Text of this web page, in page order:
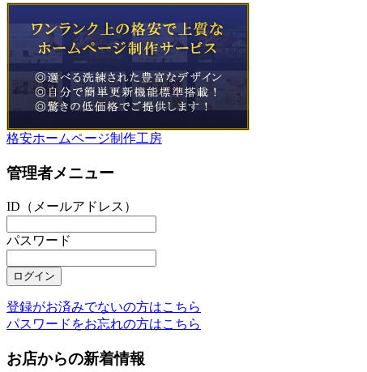
格安ホームページ制作工房
管理者メニュー
ID（メールアドレス）
パスワード
登録がお済みでないの方はこちら
パスワードをお忘れの方はこちら
お店からの新着情報